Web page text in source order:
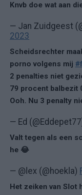
Knvb doe wat aan
— Jan Zuidgeest
2023
Scheidsrechter
porno volgens mij
2 penalties niet
79 procent balbezit
Ooh. Nu 3 penalty
— Ed
Valt tegen als een
he 😂
— @lex (@hoekla)
Het zeiken van Slot